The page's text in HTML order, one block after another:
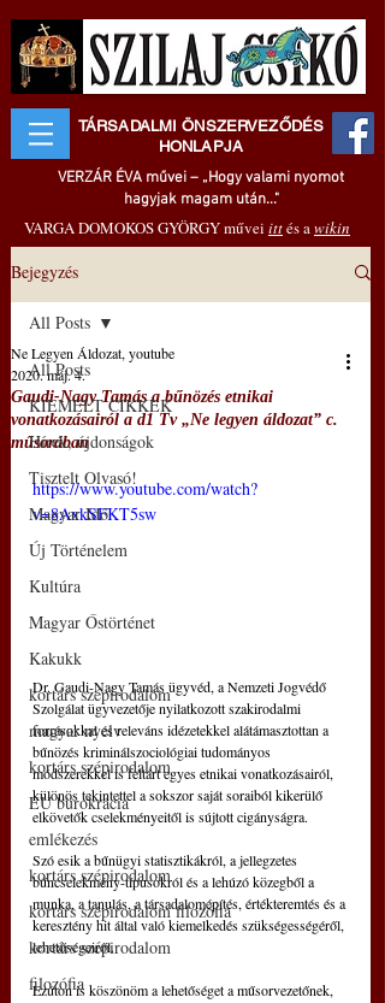
TÁRSADALMI ÖNSZERVEZŐDÉS
HONLAPJA
VERZÁR ÉVA művei – „Hogy valami nyomot
hagyjak magam után..."
VARGA DOMOKOS GYÖRGY művei ittés awikin
Bejegyzés
All Posts
KIEMELT CIKKEK
Hírek, újdonságok
Tisztelt Olvasó!
Magyar Idő
Új Történelem
Kultúra
Magyar Őstörténet
Kakukk
kortárs szépirodalom
magyar nyelv
kortárs szépirodalom
EU bürokrácia
emlékezés
kortárs szépirodalom
kortárs szépirodalom filozófia
kortárs szépirodalom
filozófia
All Posts
Gaudi-Nagy Tamás a bűnözés etnikai
vonatkozásairól a d1 Tv „Ne legyen áldozat” c.
műsorában
Ne Legyen Áldozat, youtube
2020. máj. 4.
https://www.youtube.com/watch?
v=8AxkSFKT5sw
Dr. Gaudi-Nagy Tamás ügyvéd, a Nemzeti Jogvédő
Szolgálat ügyvezetője nyilatkozott szakirodalmi
forrásokkal és releváns idézetekkel alátámasztottan a
bűnözés kriminálszociológiai tudományos
módszerekkel is feltárt egyes etnikai vonatkozásairól,
különös tekintettel a sokszor saját soraiból kikerülő
elkövetők cselekményeitől is sújtott cigányságra.
Szó esik a bűnügyi statisztikákról, a jellegzetes
bűncselekmény-típusokról és a lehúzó közegből a
munka, a tanulás, a társadalomépítés, értékteremtés és a
keresztény hit által való kiemelkedés szükségességéről,
lehetőségeiről.
Ezúton is köszönöm a lehetőséget a műsorvezetőnek,